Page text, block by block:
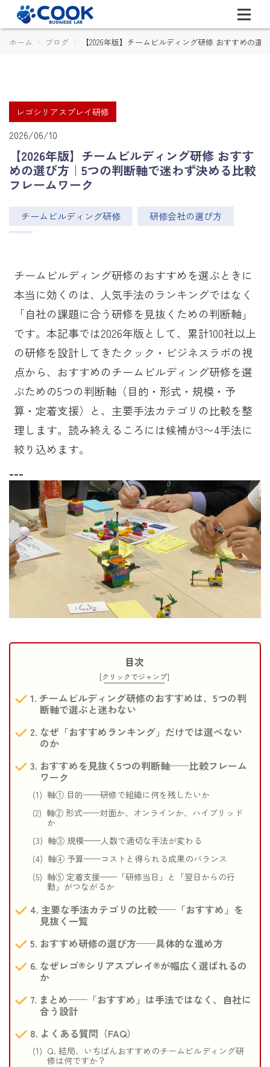
ホーム ブログ 【2026年版】チームビルディング研修 おすすめの
レゴシリアスプレイ研修
2026/06/10
【2026年版】チームビルディング研修 おすす
めの選び方｜5つの判断軸で迷わず決める比較
フレームワーク
チームビルディング研修 研修会社の選び方
チームビルディング研修のおすすめを選ぶときに
本当に効くのは、人気手法のランキングではなく
「自社の課題に合う研修を見抜くための判断軸」
です。本記事では2026年版として、累計100社以上
の研修を設計してきたクック・ビジネスラボの視
点から、おすすめのチームビルディング研修を選
ぶための5つの判断軸（目的・形式・規模・予
算・定着支援）と、主要手法カテゴリの比較を整
理します。読み終えるころには候補が3〜4手法に
絞り込めます。
---
目次
[クリックでジャンプ]
チームビルディング研修のおすすめは、5つの判
断軸で選ぶと迷わない
なぜ「おすすめランキング」だけでは選べない
のか
おすすめを見抜く5つの判断軸——比較フレーム
ワーク
軸① 目的——研修で組織に何を残したいか
軸② 形式——対面か、オンラインか、ハイブリッド
か
軸③ 規模——人数で適切な手法が変わる
軸④ 予算——コストと得られる成果のバランス
軸⑤ 定着支援——「研修当日」と「翌日からの行
動」がつながるか
主要な手法カテゴリの比較——「おすすめ」を
見抜く一覧
おすすめ研修の選び方——具体的な進め方
なぜレゴ®シリアスプレイ®が幅広く選ばれるの
か
まとめ——「おすすめ」は手法ではなく、自社に
合う設計
よくある質問（FAQ）
Q. 結局、いちばんおすすめのチームビルディング研
修は何ですか？